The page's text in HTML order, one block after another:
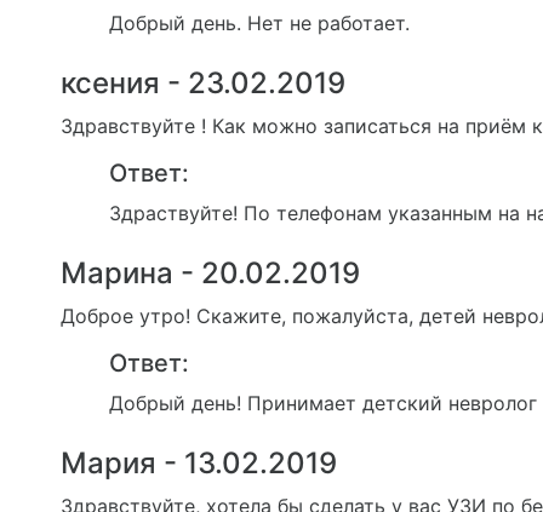
Добрый день. Нет не работает.
ксения - 23.02.2019
Здравствуйте ! Как можно записаться на приём
Ответ:
Здраствуйте! По телефонам указанным на
Марина - 20.02.2019
Доброе утро! Скажите, пожалуйста, детей
Ответ:
Добрый день! Принимает детский
Мария - 13.02.2019
Здравствуйте, хотела бы сделать у вас УЗИ по